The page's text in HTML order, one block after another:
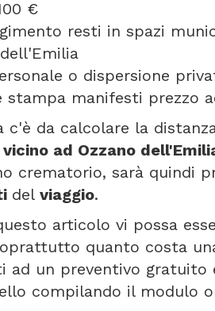
€
resti in spazi
o dispersione
stampa manifesti prezzo
c'è da calcolare la
ad Ozzano
crematorio, sarà quindi
del viaggio.
articolo vi possa
quanto costa
ad un preventivo
compilando il modulo